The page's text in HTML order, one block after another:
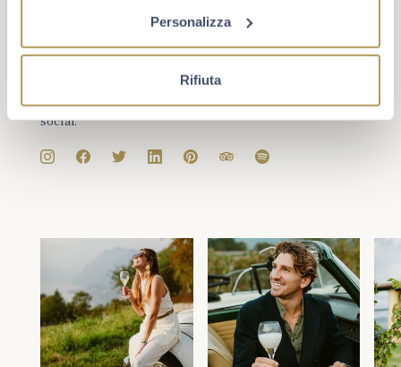
Personalizza
Rifiuta
#berlucchimoments
oppure un traguardo. Più spesso è la compagnia giusta e
la voglia di star bene insieme. Scopri Berlucchi sui
social.